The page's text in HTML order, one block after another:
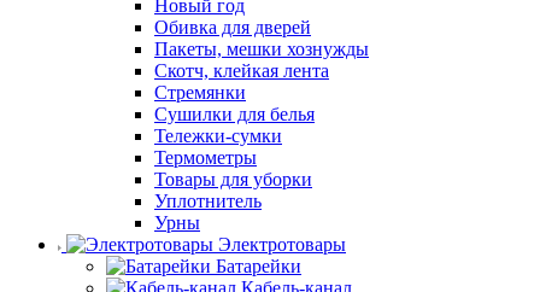
Новый год
Обивка для дверей
Пакеты, мешки хознужды
Скотч, клейкая лента
Стремянки
Сушилки для белья
Тележки-сумки
Термометры
Товары для уборки
Уплотнитель
Урны
Электротовары
Батарейки
Кабель-канал